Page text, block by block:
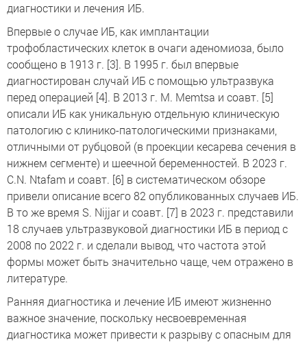
диагностики и лечения ИБ.
Впервые о случае ИБ, как имплантации
трофобластических клеток в очаги аденомиоза, было
сообщено в 1913 г. [3]. В 1995 г. был впервые
диагностирован случай ИБ с помощью ультразвука
перед операцией [4]. В 2013 г. M. Memtsa и соавт. [5]
описали ИБ как уникальную отдельную клиническую
патологию с клинико-патологическими признаками,
отличными от рубцовой (в проекции кесарева сечения в
нижнем сегменте) и шеечной беременностей. В 2023 г.
C.N. Ntafam и соавт. [6] в систематическом обзоре
привели описание всего 82 опубликованных случаев ИБ.
В то же время S. Nijjar и соавт. [7] в 2023 г. представили
18 случаев ультразвуковой диагностики ИБ в период с
2008 по 2022 г. и сделали вывод, что частота этой
формы может быть значительно чаще, чем отражено в
литературе.
Ранняя диагностика и лечение ИБ имеют жизненно
важное значение, поскольку несвоевременная
диагностика может привести к разрыву с опасным для